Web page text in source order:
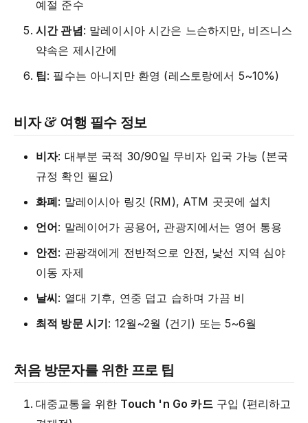
예절 준수
시간 관념: 말레이시아 시간은 느슨하지만, 비즈니스
약속은 제시간에
팁: 필수는 아니지만 환영 (레스토랑에서 5~10%)
비자 & 여행 필수 정보
비자: 대부분 국적 30/90일 무비자 입국 가능 (본국
규정 확인 필요)
화폐: 말레이시아 링깃 (RM), ATM 곳곳에 설치
언어: 말레이어가 공용어, 관광지에서는 영어 통용
안전: 관광객에게 전반적으로 안전, 낯선 지역 심야
이동 자제
날씨: 열대 기후, 연중 덥고 습하며 가끔 비
최적 방문 시기: 12월~2월 (건기) 또는 5~6월
처음 방문자를 위한 프로 팁
대중교통을 위한 Touch 'n Go 카드구입 (편리하고